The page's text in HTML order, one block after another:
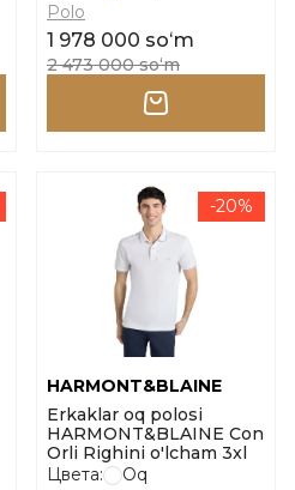
Polo
1 978 000 soʻm
2 473 000 soʻm
-20%
HARMONT&BLAINE
Erkaklar oq polosi
HARMONT&BLAINE Con
Orli Righini o'lcham 3xl
Цвета:
Oq